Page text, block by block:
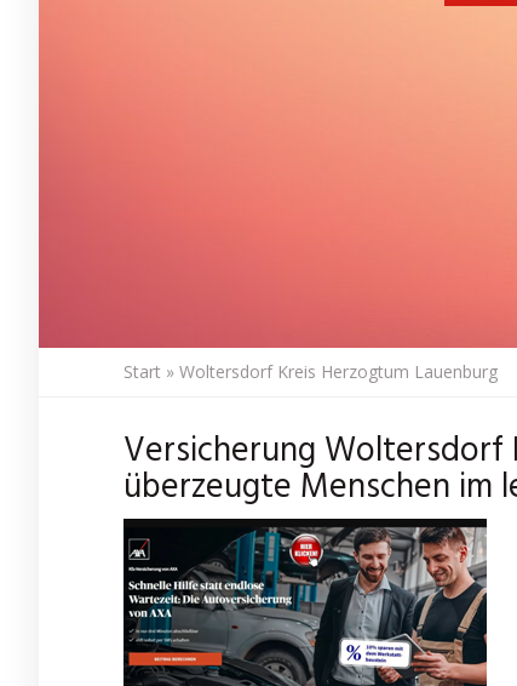
Start » Woltersdorf Kreis Herzogtum Lauenburg
Versicherung Woltersdorf
überzeugte Menschen im